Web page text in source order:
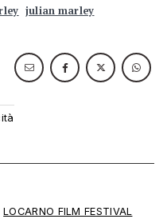
julian marley
LOCARNO FILM FESTIVAL